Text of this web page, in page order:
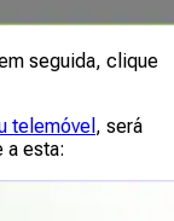
seguida, clique
telemóvel , será
a esta: